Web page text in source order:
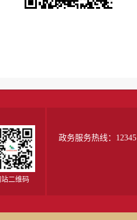
站二维码
政务服务热线：12345